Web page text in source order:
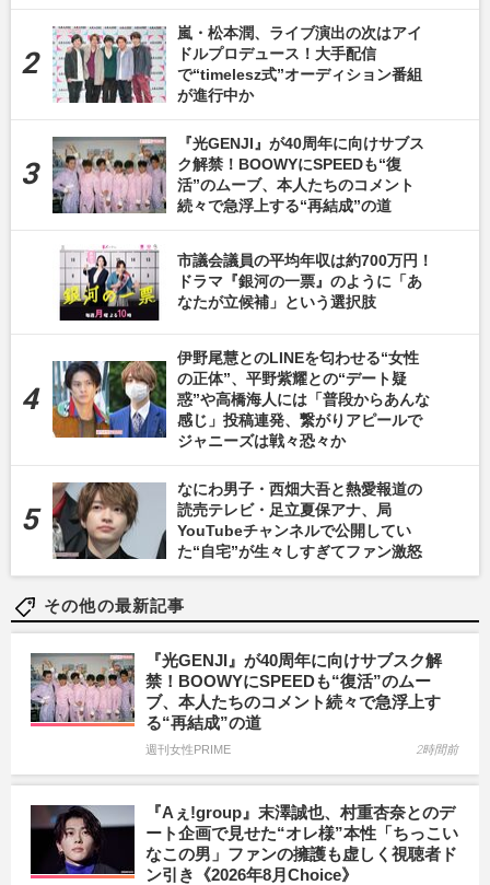
嵐・松本潤、ライブ演出の次はアイ
ドルプロデュース！大手配信
で“timelesz式”オーディション番組
が進行中か
『光GENJI』が40周年に向けサブス
ク解禁！BOOWYにSPEEDも“復
活”のムーブ、本人たちのコメント
続々で急浮上する“再結成”の道
市議会議員の平均年収は約700万円！
ドラマ『銀河の一票』のように「あ
なたが立候補」という選択肢
伊野尾慧とのLINEを匂わせる“女性
の正体”、平野紫耀との“デート疑
惑”や高橋海人には「普段からあんな
感じ」投稿連発、繋がりアピールで
ジャニーズは戦々恐々か
なにわ男子・西畑大吾と熱愛報道の
読売テレビ・足立夏保アナ、局
YouTubeチャンネルで公開してい
た“自宅”が生々しすぎてファン激怒
その他の最新記事
『光GENJI』が40周年に向けサブスク解
禁！BOOWYにSPEEDも“復活”のムー
ブ、本人たちのコメント続々で急浮上す
る“再結成”の道
週刊女性PRIME 2時間前
『Aぇ!group』末澤誠也、村重杏奈とのデ
ート企画で見せた“オレ様”本性「ちっこい
なこの男」ファンの擁護も虚しく視聴者ド
ン引き《2026年8月Choice》